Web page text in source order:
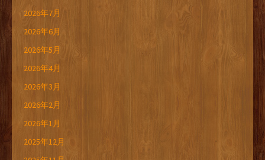
2026年7月
2026年6月
2026年5月
2026年4月
2026年3月
2026年2月
2026年1月
2025年12月